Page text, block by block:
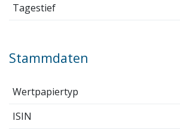
Tagestief
Stammdaten
Wertpapiertyp
ISIN